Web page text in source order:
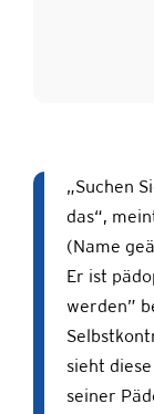
„Suchen
das“,
(Name
Er ist
werden”
sieht
seiner